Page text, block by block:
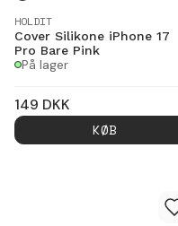
HOLDIT
Cover Silikone iPhone 17
Pro Bare Pink
På lager
149 DKK
KØB